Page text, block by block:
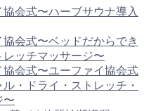
会式〜ハーブサウナ導入
会式〜ベッドだからでき
レッチマッサージ〜
協会式〜ユーファイ協会式
・ドライ・ストレッチ・
〜